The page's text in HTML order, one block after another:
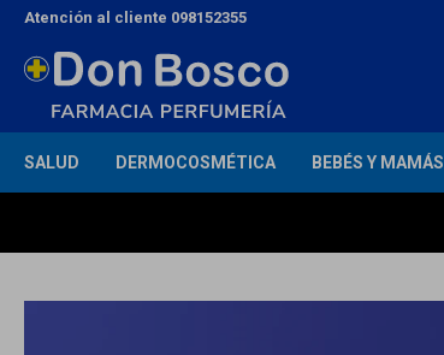
SALUD DERMOCOSMÉTICA BEBÉS Y MAMÁS
Atención al cliente 098152355